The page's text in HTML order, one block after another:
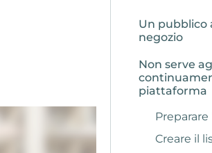
Un pubblico
negozio
Non serve
piattaforma
Creare il